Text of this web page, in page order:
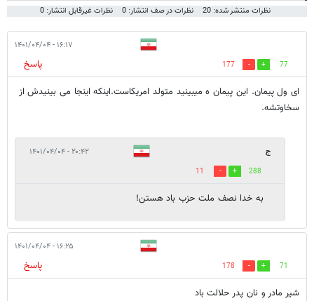
نظرات منتشر شده: 20 نظرات در صف انتشار: 0 نظرات غیرقابل انتشار: 0
۱۶:۱۷ - ۱۴۰۱/۰۴/۰۴
77
177
پاسخ
ای ول پیمان. این پیمان ه میبینید متولد امریکاست.اینکه اینجا می بینیدش از
سخاوتشه.
ج ۲۰:۴۲ - ۱۴۰۱/۰۴/۰۴
288
11
به خدا نصف ملت حزب باد هستن!
۱۶:۲۵ - ۱۴۰۱/۰۴/۰۴
71
178
پاسخ
شیر مادر و نان پدر حلالت باد